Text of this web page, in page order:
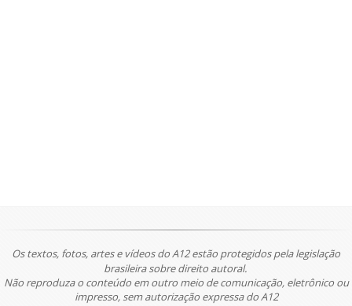
Os textos, fotos, artes e vídeos do A12 estão protegidos pela legislação
brasileira sobre direito autoral.
Não reproduza o conteúdo em outro meio de comunicação, eletrônico ou
impresso, sem autorização expressa do A12